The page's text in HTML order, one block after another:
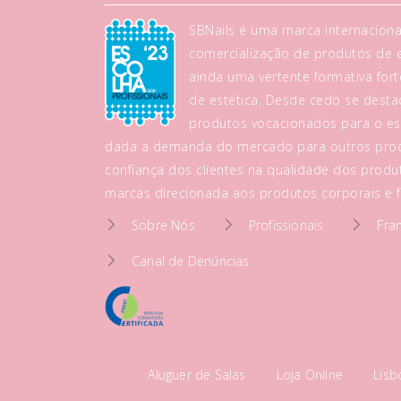
SBNails é uma marca
comercialização de produtos de
ainda uma vertente formativa
de estética. Desde cedo se
produtos vocacionados para o
dada a demanda do mercado para outros
confiança dos clientes na qualidade dos
marcas direcionada aos produtos corporais e
Sobre Nós
Profissionais
Canal de Denúncias
Aluguer de Salas Loja Online